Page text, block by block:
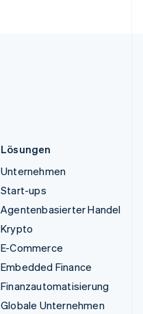
Lösungen
Unternehmen
Start-ups
Agentenbasierter Handel
Krypto
E-Commerce
Embedded Finance
Finanzautomatisierung
Globale Unternehmen